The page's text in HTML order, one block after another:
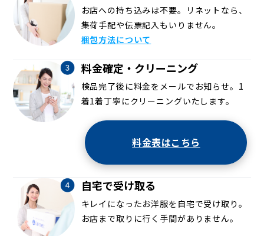
お店への持ち込みは不要。リネットなら、
集荷手配や伝票記入もいりません。
梱包方法について
料金確定・クリーニング
検品完了後に料金をメールでお知らせ。1
着1着丁寧にクリーニングいたします。
料金表はこちら
自宅で受け取る
キレイになったお洋服を自宅で受け取り。
お店まで取りに行く手間がありません。